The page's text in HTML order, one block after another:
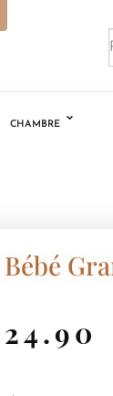
CHAMBRE
Bébé
24.90